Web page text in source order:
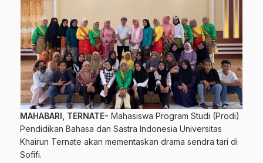
MAHABARI, TERNATE- Mahasiswa Program Studi (Prodi)
Pendidikan Bahasa dan Sastra Indonesia Universitas
Khairun Ternate akan mementaskan drama sendra tari di
Sofifi.